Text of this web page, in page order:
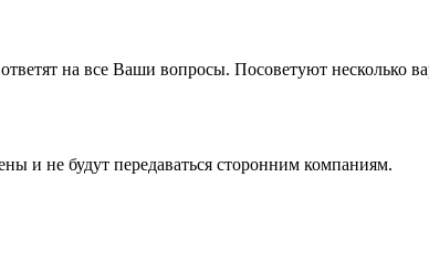
на все Ваши вопросы. Посоветуют
и не будут передаваться сторонним компаниям.